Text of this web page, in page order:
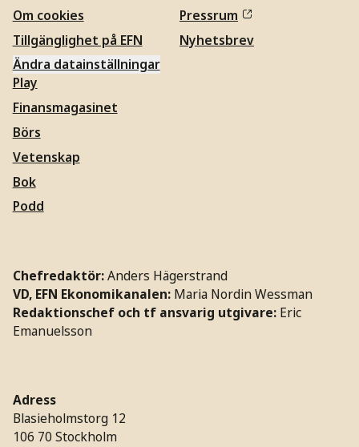
Om cookies
Tillgänglighet på EFN
Ändra datainställningar
Pressrum
Nyhetsbrev
Play
Finansmagasinet
Börs
Vetenskap
Bok
Podd
Chefredaktör:Anders Hägerstrand
VD, EFN Ekonomikanalen: Maria Nordin Wessman
Redaktionschef och tf ansvarig utgivare: Eric
Emanuelsson
Adress
Blasieholmstorg 12
106 70 Stockholm